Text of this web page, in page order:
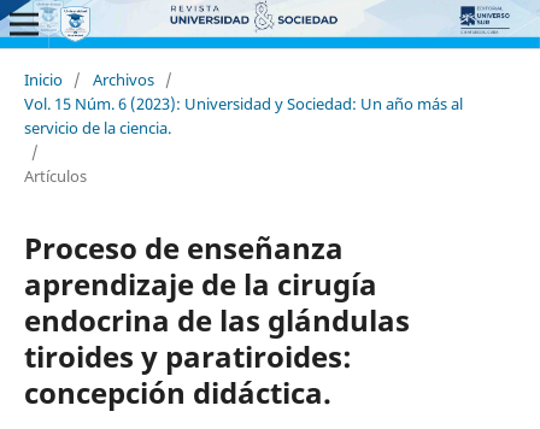
Inicio / Archivos /
Vol. 15 Núm. 6 (2023): Universidad y Sociedad: Un año más al
servicio de la ciencia.
/
Artículos
Proceso de enseñanza
aprendizaje de la cirugía
endocrina de las glándulas
tiroides y paratiroides:
concepción didáctica.